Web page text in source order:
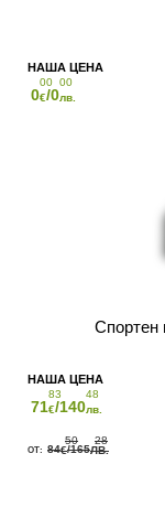
0
00
€/0
00
лв.
Спортен
71
83
€/140
48
лв.
84
50
€/165
28
ЛВ.